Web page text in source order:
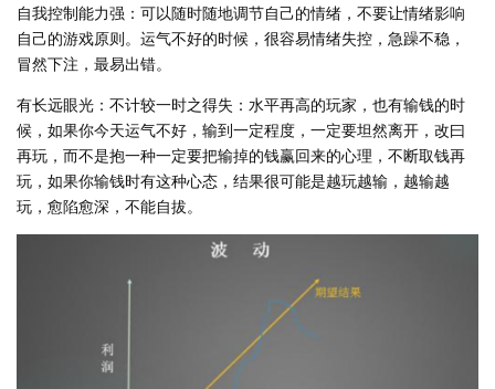
自我控制能力强：可以随时随地调节自己的情绪，不要让情绪影响
自己的游戏原则。运气不好的时候，很容易情绪失控，急躁不稳，
冒然下注，最易出错。
有长远眼光：不计较一时之得失：水平再高的玩家，也有输钱的时
候，如果你今天运气不好，输到一定程度，一定要坦然离开，改曰
再玩，而不是抱一种一定要把输掉的钱赢回来的心理，不断取钱再
玩，如果你输钱时有这种心态，结果很可能是越玩越输，越输越
玩，愈陷愈深，不能自拔。